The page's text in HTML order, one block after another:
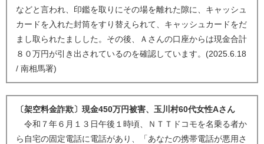
などと言われ、印鑑を取りにその場を離れた隙に、キャッシュ
カードを入れた封筒をすり替えられて、キャッシュカードをだ
まし取られたましした。その後、Ａさんの口座からは現金合計
８０万円が引き出されているのを確認しています。(2025.6.18
/ 南相馬署)
〔架空料金詐欺〕現金450万円被害、玉川村60代女性Aさん
令和７年６月１３日午後１時頃、ＮＴＴドコモを名乗る者か
ら自宅の固定電話に電話があり、「あなたの携帯電話が悪用さ